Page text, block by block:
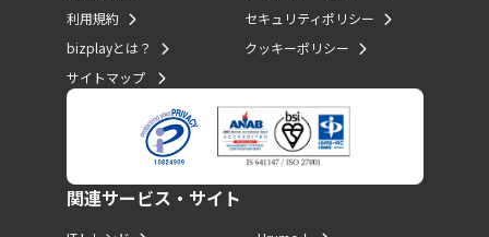
利用規約
bizplayとは？
サイトマップ
セキュリティポリシー
クッキーポリシー
関連サービス・サイト